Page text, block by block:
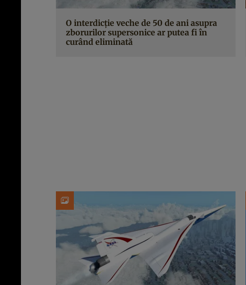
O interdicție veche de 50 de ani asupra
zborurilor supersonice ar putea fi în
curând eliminată